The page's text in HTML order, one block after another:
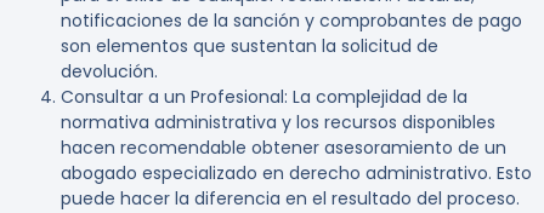
notificaciones de la sanción y comprobantes de pago
son elementos que sustentan la solicitud de
devolución.
Consultar a un Profesional: La complejidad de la
normativa administrativa y los recursos disponibles
hacen recomendable obtener asesoramiento de un
abogado especializado en derecho administrativo. Esto
puede hacer la diferencia en el resultado del proceso.